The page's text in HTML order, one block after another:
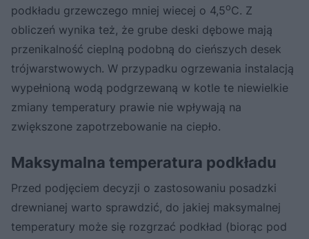
podkładu grzewczego mniej wiecej o 4,5oC. Z
obliczeń wynika też, że grube deski dębowe mają
przenikalność cieplną podobną do cieńszych desek
trójwarstwowych. W przypadku ogrzewania instalacją
wypełnioną wodą podgrzewaną w kotle te niewielkie
zmiany temperatury prawie nie wpływają na
zwiększone zapotrzebowanie na ciepło.
Maksymalna temperatura podkładu
Przed podjęciem decyzji o zastosowaniu posadzki
drewnianej warto sprawdzić, do jakiej maksymalnej
temperatury może się rozgrzać podkład (biorąc pod